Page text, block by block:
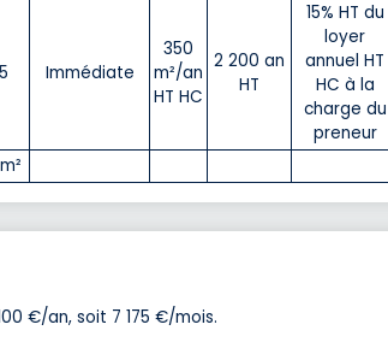
Immédiate
350
m²/an
HT HC
2 200 an
HT
15% HT du
loyer
annuel HT
HC à la
charge du
preneur
€/an, soit 7 175 €/mois.